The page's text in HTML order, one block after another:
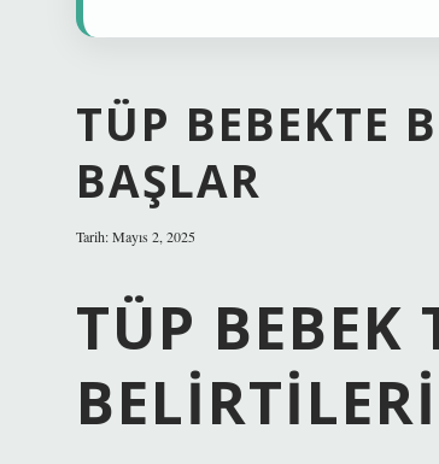
TÜP BEBEKTE
BAŞLAR
Tarih: Mayıs 2, 2025
TÜP